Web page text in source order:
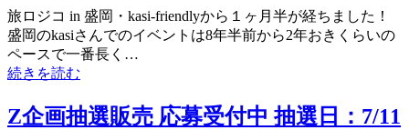
旅ロジコ in 盛岡・kasi-friendlyから１ヶ月半が経ちました！
盛岡のkasiさんでのイベントは8年半前から2年おきくらいの
ペースで一番長く…
続きを読む
Z企画抽選販売 応募受付中 抽選日：7/11